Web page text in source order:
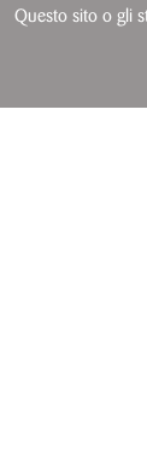
Questo sito o gli